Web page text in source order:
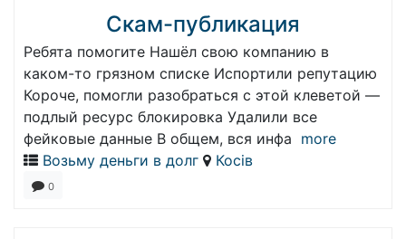
Скам-публикация
Ребята помогите Нашёл свою компанию в
каком-то грязном списке Испортили репутацию
Короче, помогли разобраться с этой клеветой —
подлый ресурс блокировка Удалили все
фейковые данные В общем, вся инфа more
Возьму деньги в долг
Косів
0